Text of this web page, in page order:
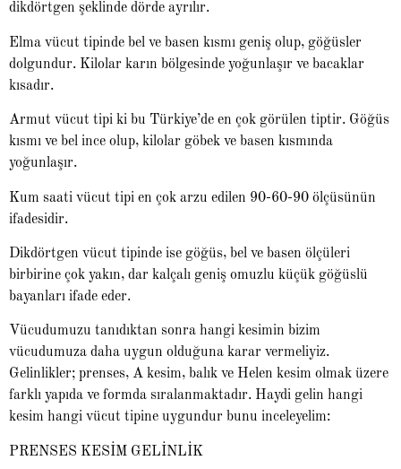
dikdörtgen şeklinde dörde ayrılır.
Elma vücut tipinde bel ve basen kısmı geniş olup, göğüsler
dolgundur. Kilolar karın bölgesinde yoğunlaşır ve bacaklar
kısadır.
Armut vücut tipi ki bu Türkiye’de en çok görülen tiptir. Göğüs
kısmı ve bel ince olup, kilolar göbek ve basen kısmında
yoğunlaşır.
Kum saati vücut tipi en çok arzu edilen 90-60-90 ölçüsünün
ifadesidir.
Dikdörtgen vücut tipinde ise göğüs, bel ve basen ölçüleri
birbirine çok yakın, dar kalçalı geniş omuzlu küçük göğüslü
bayanları ifade eder.
Vücudumuzu tanıdıktan sonra hangi kesimin bizim
vücudumuza daha uygun olduğuna karar vermeliyiz.
Gelinlikler; prenses, A kesim, balık ve Helen kesim olmak üzere
farklı yapıda ve formda sıralanmaktadır. Haydi gelin hangi
kesim hangi vücut tipine uygundur bunu inceleyelim:
PRENSES KESİM GELİNLİK